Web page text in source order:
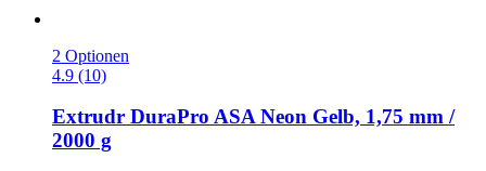
2 Optionen
4.9 (10)
Extrudr DuraPro ASA Neon Gelb, 1,75 mm /
2000 g